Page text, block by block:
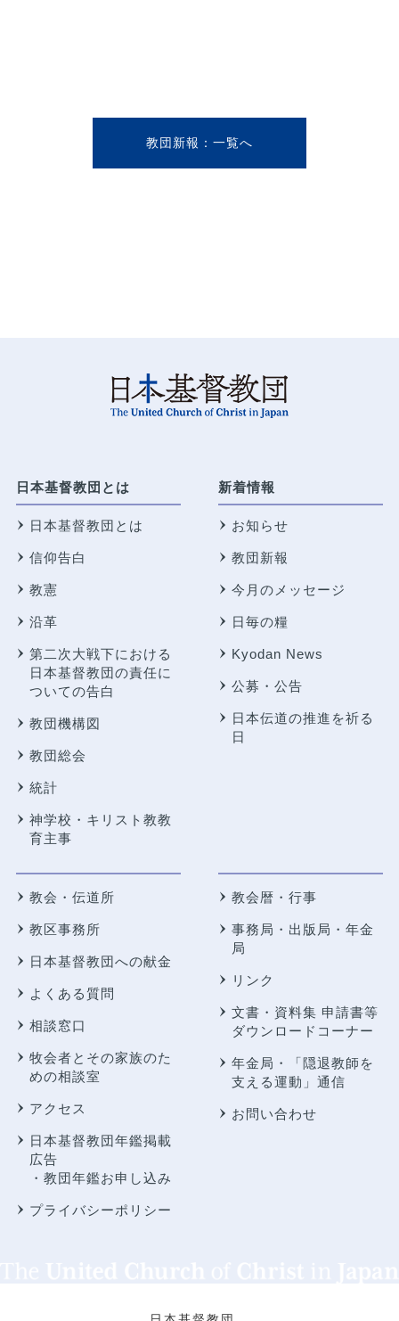
教団新報
日本基督教団とは
日本基督教団とは
信仰告白
教憲
沿革
第二次大戦下における
日本基督教団の責任に
ついての告白
教団機構図
教団総会
統計
神学校・キリスト教教
育主事
新着情報
お知らせ
教団新報
今月のメッセージ
日毎の糧
Kyodan News
公募・公告
日本伝道の推進を祈る
日
教会・伝道所
教区事務所
日本基督教団への献金
よくある質問
相談窓口
牧会者とその家族のた
めの相談室
アクセス
日本基督教団年鑑掲載
広告
・教団年鑑お申し込み
プライバシーポリシー
教会暦・行事
事務局・出版局・年金
局
リンク
文書・資料集 申請書等
ダウンロードコーナー
年金局・
「隠退教師を
支える運動」通信
お問い合わせ